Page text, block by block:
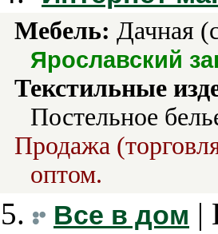
Мебель: Дачная
Ярославский
Текстильные
Постельное
Продажа
оптом.
5. Все в дом |